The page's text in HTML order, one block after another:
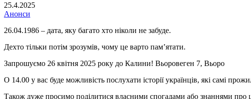
25.4.2025
Анонси
26.04.1986 – дата, яку багато хто ніколи не забуде.
Дехто тільки потім зрозумів, чому це варто пам’ятати.
Запрошуємо 26 квітня 2025 року до Калини! Вьоровеген 7, Вьоро
О 14.00 у вас буде можливість послухати історії українців, які самі
Також дуже просимо поділитися власними спогадами або знаннями